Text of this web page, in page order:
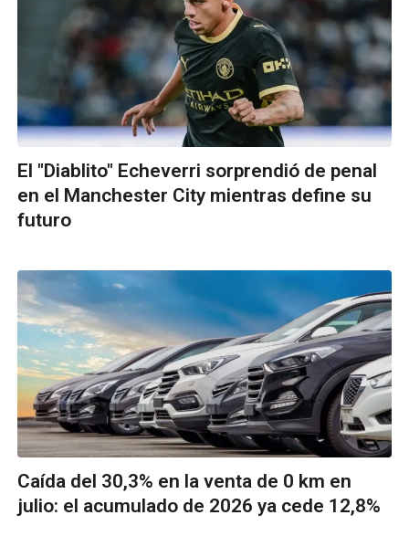
El "Diablito" Echeverri sorprendió de penal
en el Manchester City mientras define su
futuro
Caída del 30,3% en la venta de 0 km en
julio: el acumulado de 2026 ya cede 12,8%